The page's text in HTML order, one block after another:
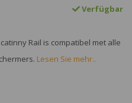
Verfügbar
Rail is compatibel met alle
Lesen Sie mehr..